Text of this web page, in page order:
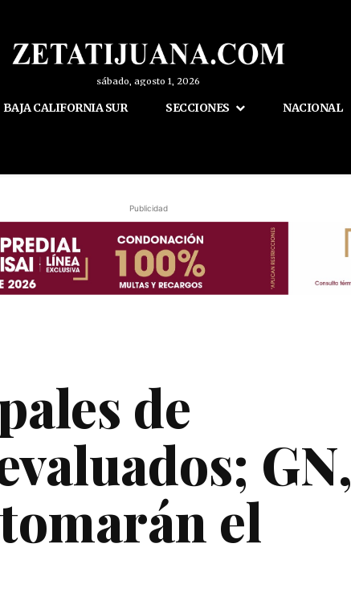
sábado, agosto 1, 2026
BAJA CALIFORNIA SUR SECCIONES NACIONAL
Publicidad
de
GN,
el